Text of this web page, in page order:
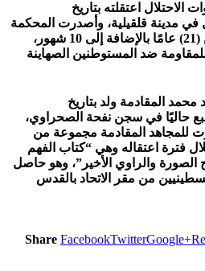
اعتقلته بتاريخ
يعمل في مدينة قلقيلية، وأصدرت المحكمة
الصهيونية بحقه حكمًا بالسجن (21) عامًا بالإضافة إلى 10 شهور،
ضد المستوطنين الصهاينة
محمد المقادمة ولد بتاريخ
ويقبع حاليًا في سجن نفحة الصحراوي،
للمجاهد المقادمة مجموعة من
فترة اعتقاله وهي “كتاب الفهم
الصورة والراوي الأخير”، وهو حاصل
من مقر الاتحاد بالقدس
Share FacebookTwitterGoogle+